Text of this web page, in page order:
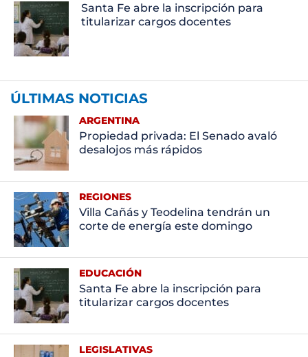
Santa Fe abre la inscripción para
titularizar cargos docentes
ÚLTIMAS NOTICIAS
ARGENTINA
Propiedad privada: El Senado avaló
desalojos más rápidos
REGIONES
Villa Cañás y Teodelina tendrán un
corte de energía este domingo
EDUCACIÓN
Santa Fe abre la inscripción para
titularizar cargos docentes
LEGISLATIVAS